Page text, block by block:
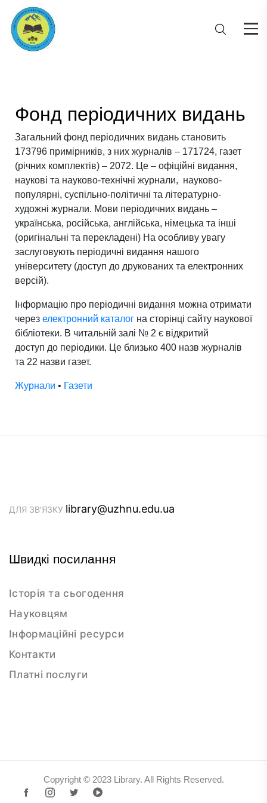
Фонд періодичних видань
Загальний фонд періодичних видань становить
173796 примірників, з них журналів – 171724, газет
(річних комплектів) – 2072. Це – офіційні видання,
наукові та науково-технічні журнали, науково-
популярні, суспільно-політичні та літературно-
художні журнали. Мови періодичних видань –
українська, російська, англійська, німецька та інші
(оригінальні та перекладені) На особливу увагу
заслуговують періодичні видання нашого
університету (доступ до друкованих та електронних
версій).
Інформацію про періодичні видання можна отримати
через електронний каталог на сторінці сайту наукової
бібліотеки. В читальній залі № 2 є відкритий
доступ до періодики. Це близько 400 назв журналів
та 22 назви газет.
Журнали • Газети
ДЛЯ ЗВ'ЯЗКУ library@uzhnu.edu.ua
Швидкі посилання
Історія та сьогодення
Науковцям
Інформаційні ресурси
Контакти
Платні послуги
Copyright © 2023 Library. All Rights Reserved.